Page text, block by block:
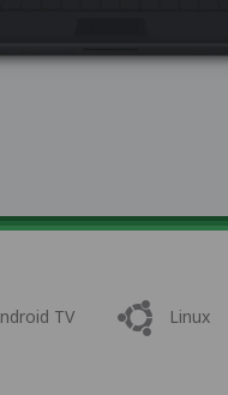
TV Linux